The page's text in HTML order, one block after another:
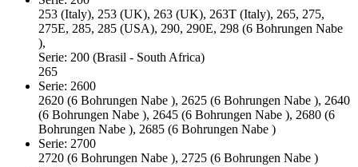
253 (Italy), 253 (UK), 263 (UK), 263T (Italy), 265, 275,
275E, 285, 285 (USA), 290, 290E, 298 (6 Bohrungen Nabe
),
Serie: 200 (Brasil - South Africa)
265
Serie: 2600
2620 (6 Bohrungen Nabe ), 2625 (6 Bohrungen Nabe ), 2640
(6 Bohrungen Nabe ), 2645 (6 Bohrungen Nabe ), 2680 (6
Bohrungen Nabe ), 2685 (6 Bohrungen Nabe )
Serie: 2700
2720 (6 Bohrungen Nabe ), 2725 (6 Bohrungen Nabe )